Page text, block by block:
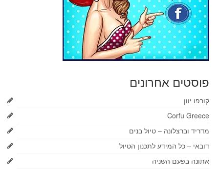
פוסטים אחרונים
קורפו יוון
Corfu Greece
מדריד וברצלונה – טיול בנים
דובאי – כל המידע לתכנון הטיול
אתונה בפעם השניה